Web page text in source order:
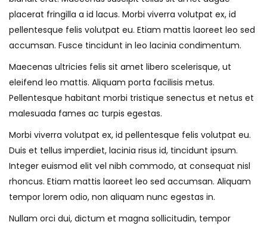
placerat fringilla a id lacus. Morbi viverra volutpat ex, id
pellentesque felis volutpat eu. Etiam mattis laoreet leo sed
accumsan. Fusce tincidunt in leo lacinia condimentum.
Maecenas ultricies felis sit amet libero scelerisque, ut
eleifend leo mattis. Aliquam porta facilisis metus.
Pellentesque habitant morbi tristique senectus et netus et
malesuada fames ac turpis egestas.
Morbi viverra volutpat ex, id pellentesque felis volutpat eu.
Duis et tellus imperdiet, lacinia risus id, tincidunt ipsum.
Integer euismod elit vel nibh commodo, at consequat nisl
rhoncus. Etiam mattis laoreet leo sed accumsan. Aliquam
tempor lorem odio, non aliquam nunc egestas in.
Nullam orci dui, dictum et magna sollicitudin, tempor